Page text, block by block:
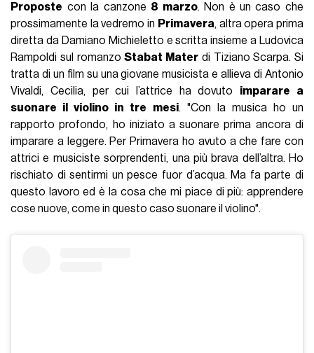
Proposte con la canzone 8 marzo. Non è un caso che
prossimamente la vedremo in Primavera, altra opera prima
diretta da Damiano Michieletto e scritta insieme a Ludovica
Rampoldi sul romanzoStabat Mater di Tiziano Scarpa. Si
tratta di un film su una giovane musicista e allieva di Antonio
Vivaldi, Cecilia, per cui l’attrice ha dovuto imparare a
suonare il violino in tre mesi. "Con la musica ho un
rapporto profondo, ho iniziato a suonare prima ancora di
imparare a leggere. Per Primavera ho avuto a che fare con
attrici e musiciste sorprendenti, una più brava dell’altra. Ho
rischiato di sentirmi un pesce fuor d’acqua. Ma fa parte di
questo lavoro ed è la cosa che mi piace di più: apprendere
cose nuove, come in questo caso suonare il violino".